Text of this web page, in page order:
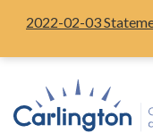
2022-02-03